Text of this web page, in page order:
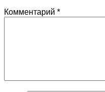
Комментарий *